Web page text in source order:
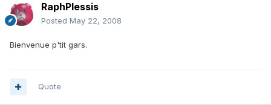
RaphPlessis
Posted May 22, 2008
Bienvenue p'tit gars.
Quote